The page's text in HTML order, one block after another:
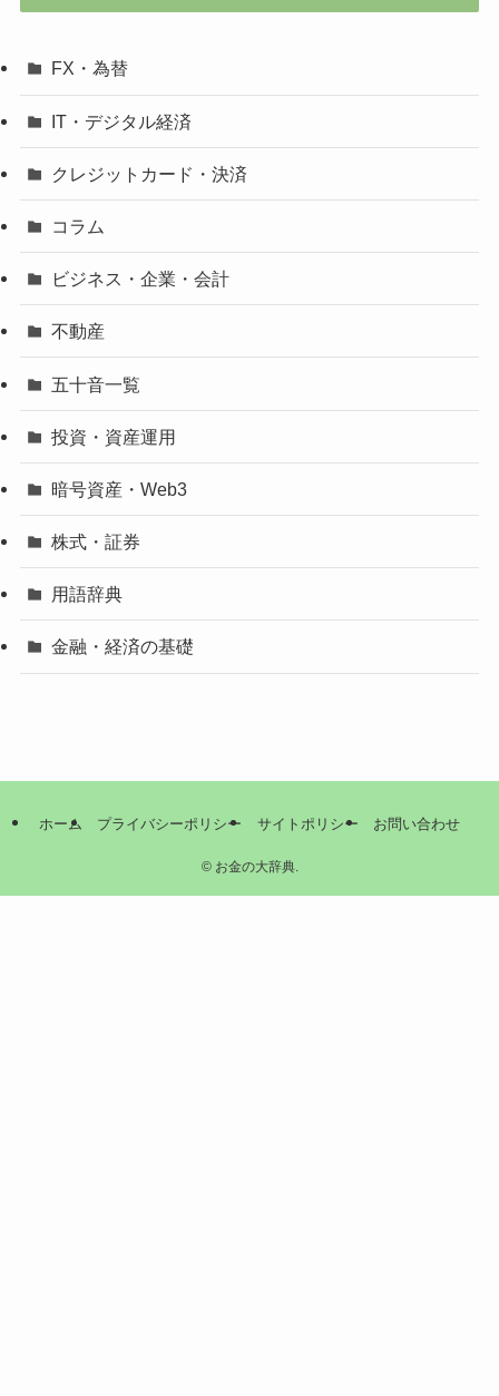
FX・為替
IT・デジタル経済
クレジットカード・決済
コラム
ビジネス・企業・会計
不動産
五十音一覧
投資・資産運用
暗号資産・Web3
株式・証券
用語辞典
金融・経済の基礎
ホーム プライバシーポリシー サイトポリシー お問い合わせ
©お金の大辞典.